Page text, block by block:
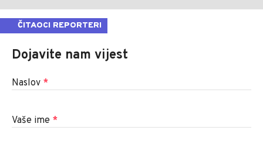
ČITAOCI REPORTERI
Dojavite nam vijest
Naslov *
Vaše ime *